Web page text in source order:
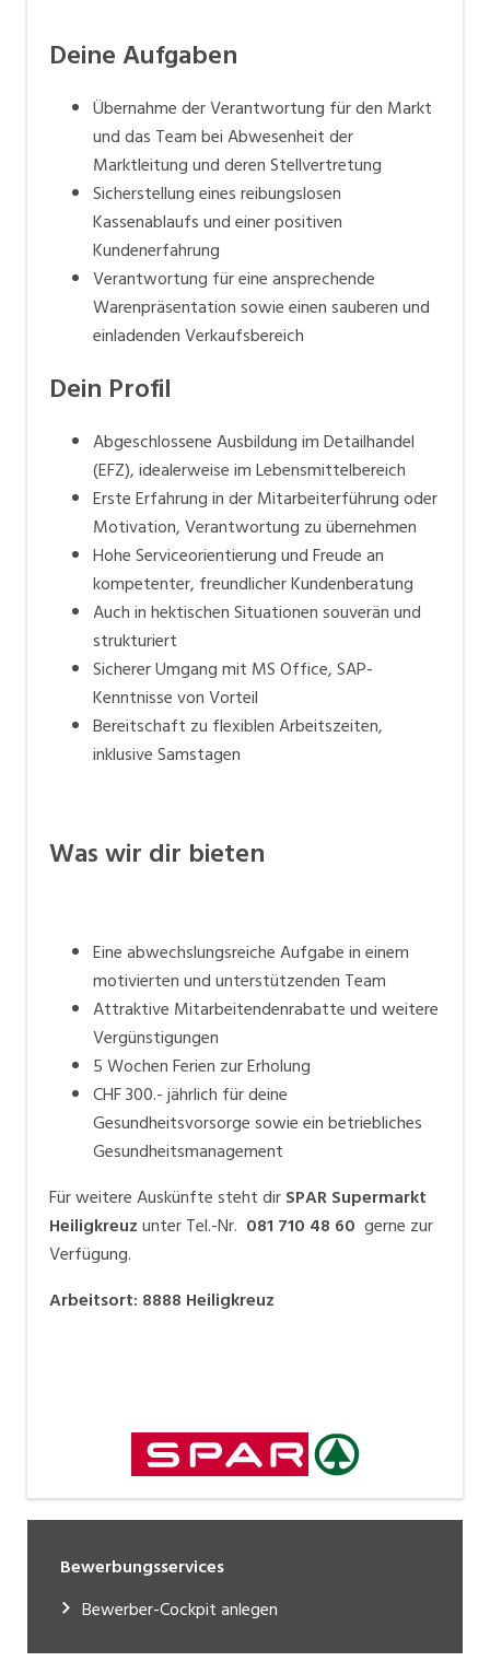
Deine Aufgaben
Übernahme der Verantwortung für den Markt
und das Team bei Abwesenheit der
Marktleitung und deren Stellvertretung
Sicherstellung eines reibungslosen
Kassenablaufs und einer positiven
Kundenerfahrung
Verantwortung für eine ansprechende
Warenpräsentation sowie einen sauberen und
einladenden Verkaufsbereich
Dein Profil
Abgeschlossene Ausbildung im Detailhandel
(EFZ), idealerweise im Lebensmittelbereich
Erste Erfahrung in der Mitarbeiterführung oder
Motivation, Verantwortung zu übernehmen
Hohe Serviceorientierung und Freude an
kompetenter, freundlicher Kundenberatung
Auch in hektischen Situationen souverän und
strukturiert
Sicherer Umgang mit MS Office, SAP-
Kenntnisse von Vorteil
Bereitschaft zu flexiblen Arbeitszeiten,
inklusive Samstagen
Was wir dir bieten
Eine abwechslungsreiche Aufgabe in einem
motivierten und unterstützenden Team
Attraktive Mitarbeitendenrabatte und weitere
Vergünstigungen
5 Wochen Ferien zur Erholung
CHF 300.- jährlich für deine
Gesundheitsvorsorge sowie ein betriebliches
Gesundheitsmanagement
Für weitere Auskünfte steht dirSPAR Supermarkt
Heiligkreuzunter Tel.-Nr. 081 710 48 60 gerne zur
Verfügung.
Arbeitsort: 8888 Heiligkreuz
Bewerbungsservices
Bewerber-Cockpit anlegen